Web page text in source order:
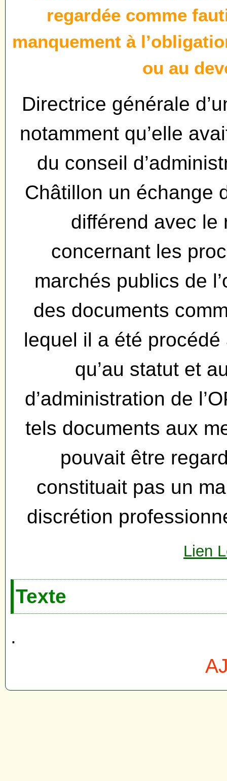
regardée comme
manquement à
ou au
Directrice générale
notamment qu’elle
du conseil
Châtillon un échange
différend avec le
concernant les
marchés publics de
des documents
lequel il a été
qu’au statut et
d’administration de
tels documents aux
pouvait être
constituait pas un
discrétion
Lien
Texte
.